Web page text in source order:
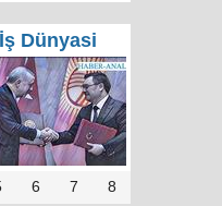
Dünyasi
6 7 8